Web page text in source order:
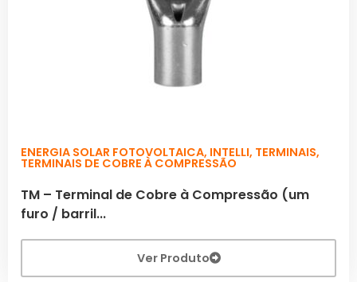
ENERGIA SOLAR FOTOVOLTAICA, INTELLI, TERMINAIS,
TERMINAIS DE COBRE À COMPRESSÃO
TM – Terminal de Cobre à Compressão (um
furo / barril...
Ver Produto